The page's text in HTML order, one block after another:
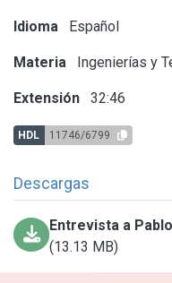
Idioma Español
Materia Ingenierías y
Extensión 32:46
HDL 11746/6799
Descargas
Entrevista a
(13.13 MB)